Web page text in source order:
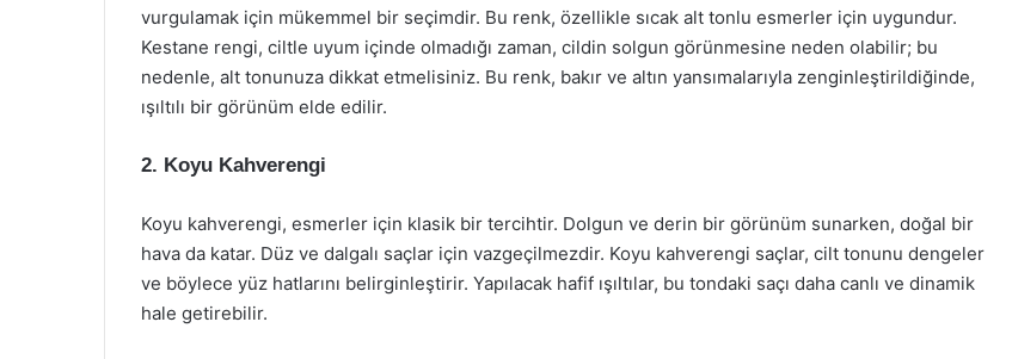
vurgulamak için mükemmel bir seçimdir. Bu renk, özellikle sıcak alt tonlu esmerler için uygundur.
Kestane rengi, ciltle uyum içinde olmadığı zaman, cildin solgun görünmesine neden olabilir; bu
nedenle, alt tonunuza dikkat etmelisiniz. Bu renk, bakır ve altın yansımalarıyla zenginleştirildiğinde,
ışıltılı bir görünüm elde edilir.
2. Koyu Kahverengi
Koyu kahverengi, esmerler için klasik bir tercihtir. Dolgun ve derin bir görünüm sunarken, doğal bir
hava da katar. Düz ve dalgalı saçlar için vazgeçilmezdir. Koyu kahverengi saçlar, cilt tonunu dengeler
ve böylece yüz hatlarını belirginleştirir. Yapılacak hafif ışıltılar, bu tondaki saçı daha canlı ve dinamik
hale getirebilir.